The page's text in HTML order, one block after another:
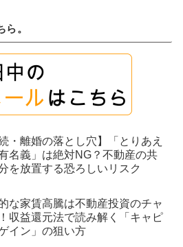
。
続・離婚の落とし穴】「とりあえ
名義」は絶対NG？不動産の共
を放置する恐ろしいリスク
な家賃高騰は不動産投資のチャ
収益還元法で読み解く「キャピ
イン」の狙い方